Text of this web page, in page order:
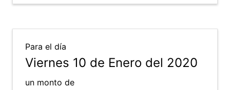
Para el día
Viernes 10 de Enero del 2020
un monto de